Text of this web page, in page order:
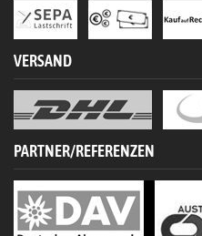
VERSAND
PARTNER/REFERENZEN